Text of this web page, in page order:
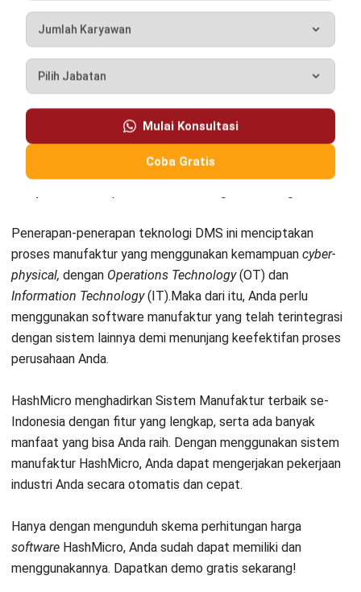
Agile Manufacturing: Panduan
Membuat Bisnis Lebih Adaptif
Kinan Eliana- 10/06/2026
MANUFACTURING
Mesin Pabrik Sering Bermasalah?
Awal
Kinan Eliana- 20/04/2026